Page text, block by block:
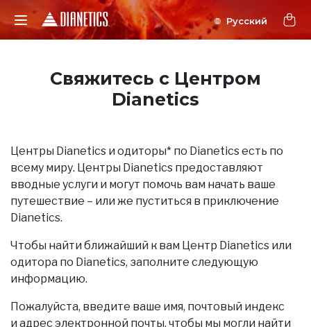
Свяжитесь с Центром
Dianetics
Центры Dianetics и одиторы* по Dianetics есть по
всему миру. Центры Dianetics предоставляют
вводные услуги и могут помочь вам начать ваше
путешествие – или же пуститься в приключение
Dianetics.
Чтобы найти ближайший к вам Центр Dianetics или
одитора по Dianetics, заполните следующую
информацию.
Пожалуйста, введите ваше имя, почтовый индекс
и адрес электронной почты, чтобы мы могли найти